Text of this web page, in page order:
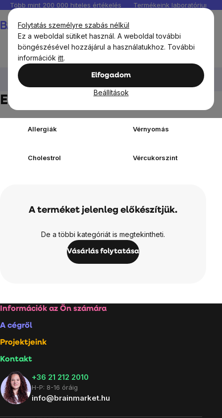
Folytatás személyre szabás nélkül
Ez a weboldal sütiket használ. A weboldal további
böngészésével hozzájárul a használatukhoz. További
információk itt.
Elfogadom
Beállítások
Ugrás
fő
tartalomhoz
Több mint 200 000 hiteles értékelés Termékeink
BrainMax táplálékkiegészítők
Egészségügyi problémák
Egészségügyi problémák
Allergiák Vérnyomás
Cholestrol Vércukorszint
A terméket jelenleg előkészítjük.
De a többi kategóriát is megtekintheti.
Vásárlás folytatása
Lábléc
Információk az Ön számára
A cégről
Projektjeink
Kontakt
+36 21 212 2010
H-P: 8-16 óráig
info@brainmarket.hu